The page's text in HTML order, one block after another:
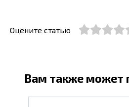
Оцените статью
Вам также может